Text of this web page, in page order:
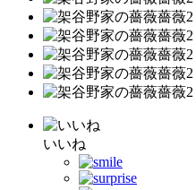
いいね